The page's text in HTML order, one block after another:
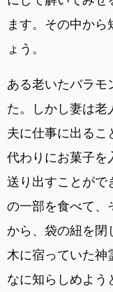
ます。その中か
ょう。
ある老いたバラモ
た。しかし妻は老
夫に仕事に出るこ
代わりにお菓子を
送り出すことがで
の一部を食べて、
から、袋の紐を閉
木に宿っていた神
なに知らしめよう